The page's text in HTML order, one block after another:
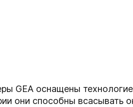
GEA оснащены
они способны всасывать